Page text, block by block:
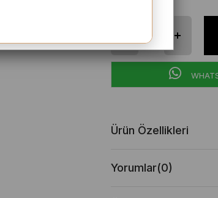
Ürün Özellikleri
Yorumlar(0)